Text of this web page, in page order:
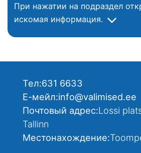
При нажатии на подраздел
искомая информация.
Тел:631 6633
Е-мейл:info@valimised.ee
Почтовый адрес:Lossi
Tallinn
Местонахождение: